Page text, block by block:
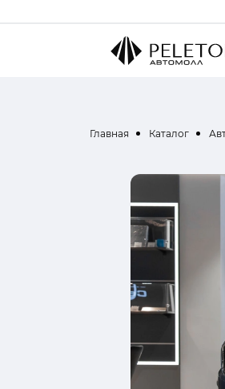
Главная Каталог